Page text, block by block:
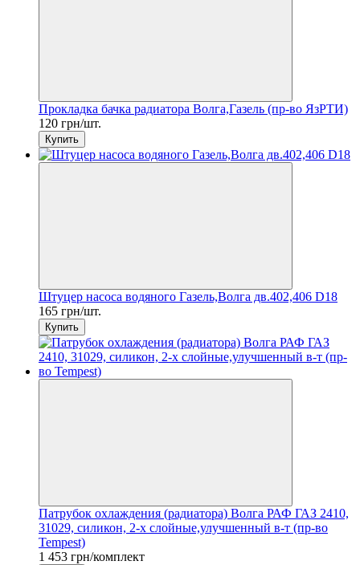
Прокладка бачка радиатора Волга,Газель (пр-во ЯзРТИ)
120 грн/шт.
Купить
Штуцер насоса водяного Газель,Волга дв.402,406 D18
165 грн/шт.
Купить
Патрубок охлаждения (радиатора) Волга РАФ ГАЗ 2410,
31029, силикон, 2-х слойные,улучшенный в-т (пр-во
Tempest)
1 453 грн/комплект